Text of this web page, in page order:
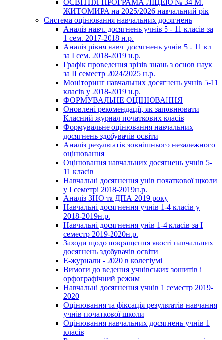
ОСВІТНЯ ПРОГРАМА ЛІЦЕЮ № 34 М.
ЖИТОМИРА на 2025/2026 навчальний рік
Система оцінювання навчальних досягнень
Аналіз навч. досягнень учнів 5 - 11 класів за
1 сем. 2017-2018 н.р.
Аналіз рівня навч. досягнень учнів 5 - 11 кл.
за І сем. 2018-2019 н.р.
Графік проведення зрізів знань з основ наук
за ІІ семестр 2024/2025 н.р.
Моніторинг навчальних досягнень учнів 5-11
класів у 2018-2019 н.р.
ФОРМУВАЛЬНЕ ОЦІНЮВАННЯ
Оновлені рекомендації, як заповнювати
Класний журнал початкових класів
Формувальне оцінювання навчальних
досягнень здобувачів освіти
Аналіз результатів зовнішнього незалежного
оцінювання
Оцінювання навчальних досягнень учнів 5-
11 класів
Навчальні досягнення унів початкової щколи
у І семетрі 2018-2019н.р.
Аналіз ЗНО та ДПА 2019 року
Навчальні досягнення учнів 1-4 класів у
2018-2019н.р.
Навчальні досягнення унів 1-4 класів за І
семестр 2019-2020н.р.
Заходи щодо покращення якості навчальних
досягнень здобувачів освіти
Е-журнали - 2020 в колегіумі
Вимоги до ведення учнівських зошитів і
орфографічний режим
Навчальні досягнення учнів 1 семестр 2019-
2020
Оцінювання та фіксація результатів навчання
учнів початкової школи
Оцінювання навчальних досягнень учнів 1
класів